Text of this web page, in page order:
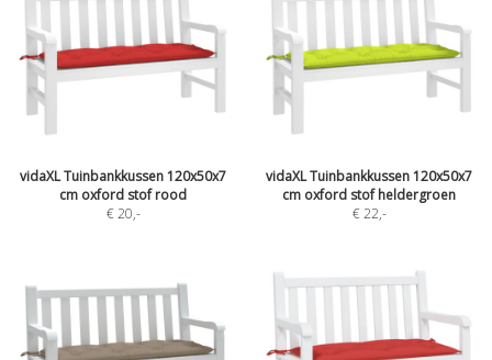
vidaXL Tuinbankkussen 120x50x7
cm oxford stof rood
€ 20,-
vidaXL Tuinbankkussen 120x50x7
cm oxford stof heldergroen
€ 22,-